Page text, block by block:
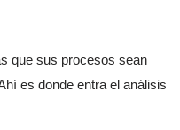
que sus procesos sean
es donde entra el análisis